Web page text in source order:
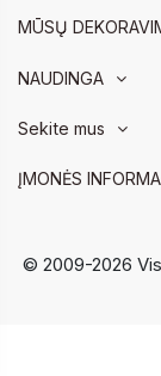
MŪSŲ
NAUDINGA
Sekite mus
ĮMONĖS
© 2009-2026